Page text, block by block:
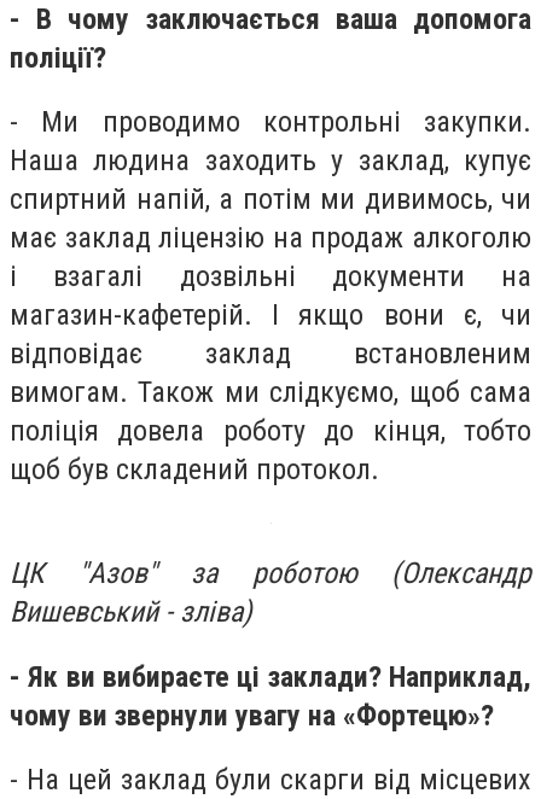
- В чому заключається ваша допомога
поліції?
- Ми проводимо контрольні закупки.
Наша людина заходить у заклад, купує
спиртний напій, а потім ми дивимось, чи
має заклад ліцензію на продаж алкоголю
і взагалі дозвільні документи на
магазин-кафетерій. І якщо вони є, чи
відповідає заклад встановленим
вимогам. Також ми слідкуємо, щоб сама
поліція довела роботу до кінця, тобто
щоб був складений протокол.
ЦК "Азов" за роботою (Олександр
Вишевський - зліва)
- Як ви вибираєте ці заклади? Наприклад,
чому ви звернули увагу на «Фортецю»?
- На цей заклад були скарги від місцевих